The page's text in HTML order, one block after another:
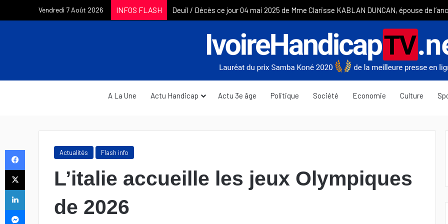
Vendredi 7 Août 2026 INFOS FLASH
A La Une Actu Handicap Actu 3e âge Politique Société Economie Culture
Actualités Flash info
L’italie accueille les jeux Olympiques
de 2026
Facebook
Messenger